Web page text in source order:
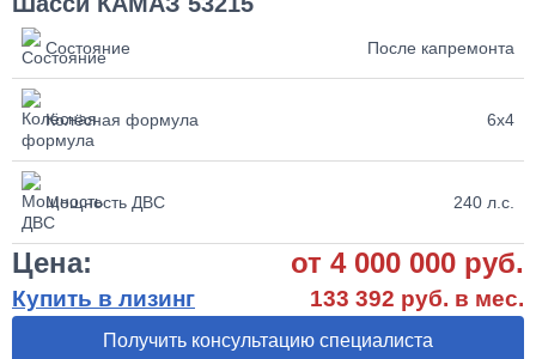
Состояние После капремонта
Колёсная формула 6х4
Мощность ДВС 240 л.с.
Цена: от 4 000 000 руб.
Купить в лизинг 133 392 руб. в мес.
Получить консультацию специалиста